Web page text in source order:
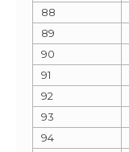
88
89
90
91
92
93
94